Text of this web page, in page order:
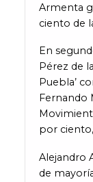
Armenta
ciento de
En
Pérez de
Puebla’
Fernando
por
Alejandro
de